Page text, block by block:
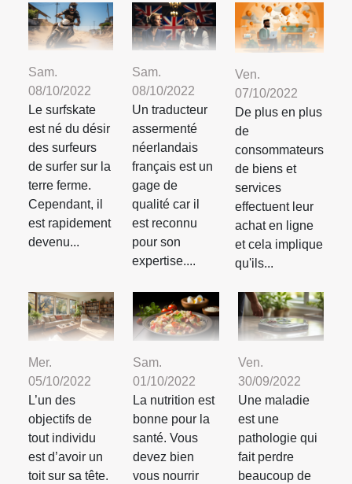
Sam.
08/10/2022
Le surfskate
est né du désir
des surfeurs
de surfer sur la
terre ferme.
Cependant, il
est rapidement
devenu...
Sam.
08/10/2022
Un traducteur
assermenté
néerlandais
français est un
gage de
qualité car il
est reconnu
pour son
expertise....
Ven.
07/10/2022
De plus en plus
de
consommateurs
de biens et
services
effectuent leur
achat en ligne
et cela implique
qu'ils...
Mer.
05/10/2022
L’un des
objectifs de
tout individu
est d’avoir un
toit sur sa tête.
Sam.
01/10/2022
La nutrition est
bonne pour la
santé. Vous
devez bien
vous nourrir
Ven.
30/09/2022
Une maladie
est une
pathologie qui
fait perdre
beaucoup de